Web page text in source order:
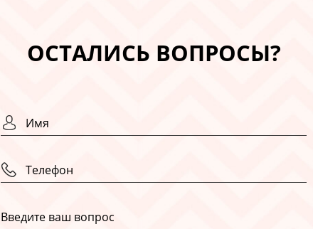
ОСТАЛИСЬ ВОПРОСЫ?